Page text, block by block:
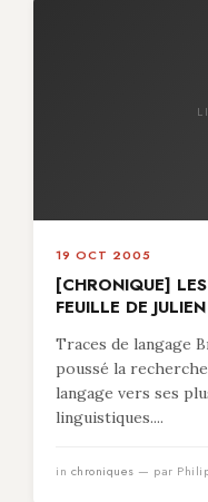
19 OCT 2005
[CHRONIQUE]
FEUILLE DE
Traces de langage
poussé la
langage vers ses
linguistiques....
in chroniques — par